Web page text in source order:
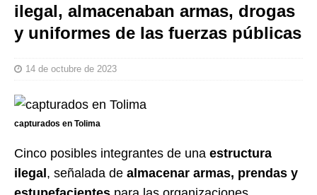
ilegal, almacenaban armas, drogas
y uniformes de las fuerzas públicas
14 de octubre de 2023
capturados en Tolima
Cinco posibles integrantes de una estructura
ilegal , señalada de almacenar armas, prendas y